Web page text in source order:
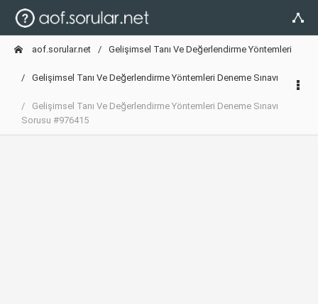
aof.sorular.net Gelişimsel Tanı Ve Değerlendirme Yöntemleri
Gelişimsel Tanı Ve Değerlendirme Yöntemleri Deneme Sınavı
Gelişimsel Tanı Ve Değerlendirme Yöntemleri Deneme Sınavı
Sorusu #976415